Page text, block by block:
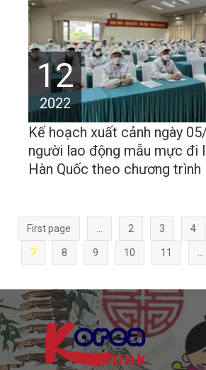
12
2022
Kế hoạch xuất cảnh ngày
người lao động mẫu mực đi
Hàn Quốc theo chương trình
First page 2 3 4
7 8 9 10 11